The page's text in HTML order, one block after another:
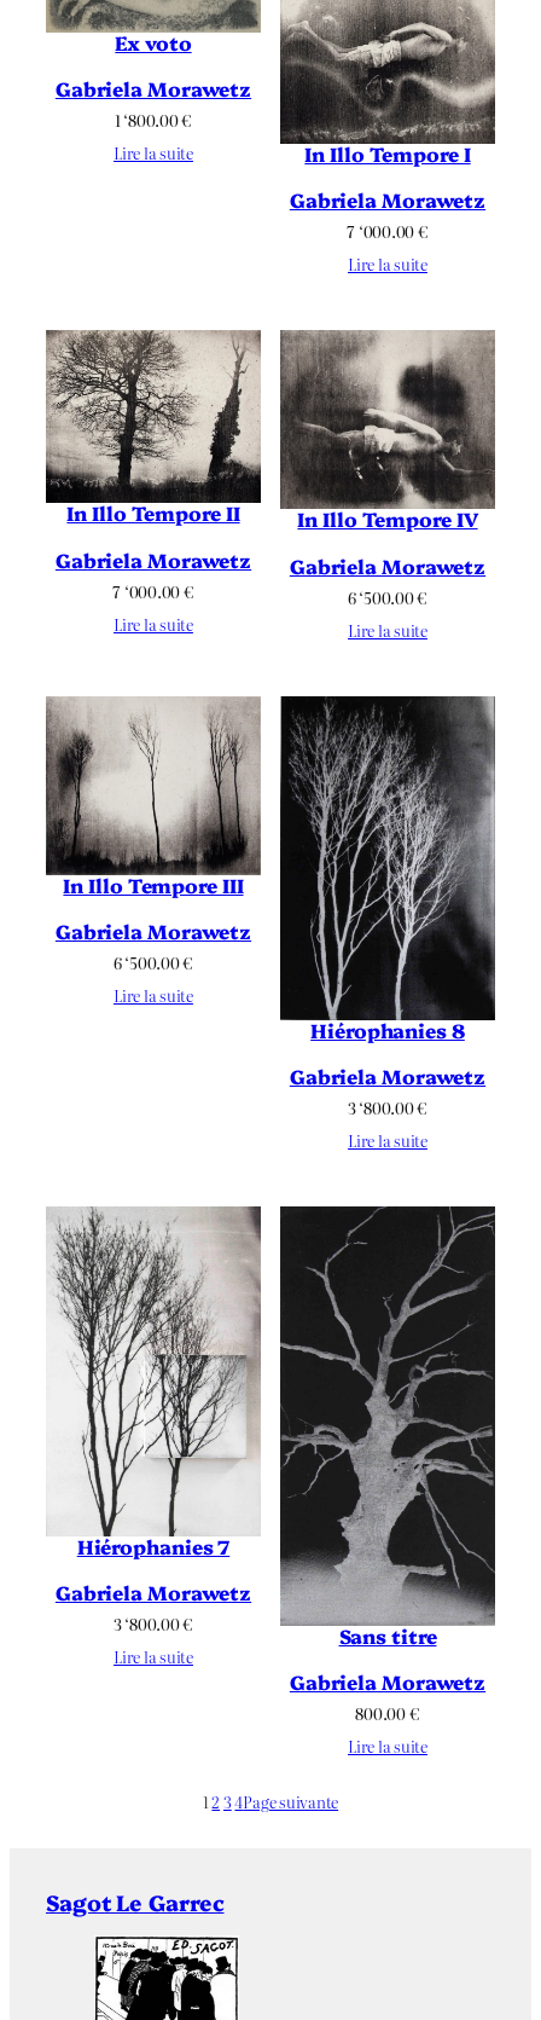
Ex voto
Gabriela Morawetz
1 ‘800.00€
Lire la suite
In Illo Tempore I
Gabriela Morawetz
7 ‘000.00€
Lire la suite
In Illo Tempore II
Gabriela Morawetz
7 ‘000.00€
Lire la suite
In Illo Tempore IV
Gabriela Morawetz
6 ‘500.00€
Lire la suite
In Illo Tempore III
Gabriela Morawetz
6 ‘500.00€
Lire la suite
Hiérophanies 8
Gabriela Morawetz
3 ‘800.00€
Lire la suite
Hiérophanies 7
Gabriela Morawetz
3 ‘800.00€
Lire la suite
Sans titre
Gabriela Morawetz
800.00€
Lire la suite
12 34Page suivante
Sagot Le Garrec